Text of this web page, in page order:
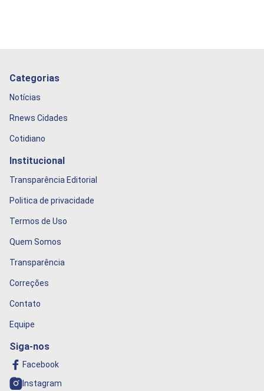
Categorias
Notícias
Rnews Cidades
Cotidiano
Institucional
Transparência Editorial
Politica de privacidade
Termos de Uso
Quem Somos
Transparência
Correções
Contato
Equipe
Siga-nos
Facebook
Instagram